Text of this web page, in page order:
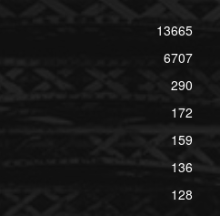
13665
6707
290
172
159
136
128